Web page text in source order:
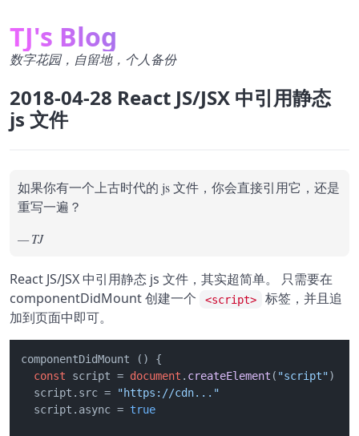
TJ's Blog
数字花园，自留地，个人备份
2018-04-28 React JS/JSX 中引用静态
js 文件
如果你有一个上古时代的 js 文件，你会直接引用它，还是
重写一遍？
TJ
React JS/JSX 中引用静态 js 文件，其实超简单。 只需要在
componentDidMount 创建一个
<script>
标签，并且追
加到页面中即可。
componentDidMount () {
const script = document . createElement ( "script")
  script.
src =
"https://cdn..."
  script.
async = true